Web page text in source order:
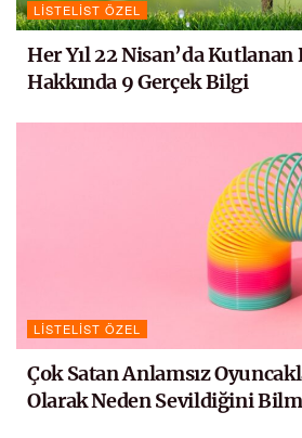
LISTELIST ÖZEL
Her Yıl 22 Nisan’da Kutlanan
Hakkında 9 Gerçek Bilgi
LISTELIST ÖZEL
Çok Satan Anlamsız
Olarak Neden Sevildiğini